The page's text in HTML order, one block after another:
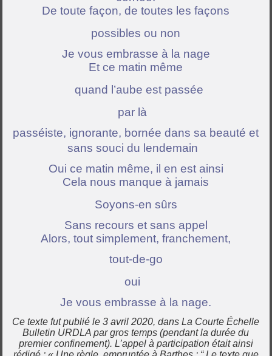
De toute façon, de toutes les façons
possibles ou non
Je vous embrasse à la nage
Et ce matin même
quand l’aube est passée
par là
passéiste, ignorante, bornée dans sa beauté et
sans souci du lendemain
Oui ce matin même, il en est ainsi
Cela nous manque à jamais
Soyons-en sûrs
Sans recours et sans appel
Alors, tout simplement, franchement,
tout-de-go
oui
Je vous embrasse à la nage.
Ce texte fut publié le 3 avril 2020, dans La Courte Échelle
Bulletin URDLA par gros temps (pendant la durée du
premier confinement). L’appel à participation était ainsi